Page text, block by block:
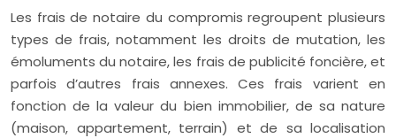
Les frais de notaire du compromis regroupent plusieurs
types de frais, notamment les droits de mutation, les
émoluments du notaire, les frais de publicité foncière, et
parfois d’autres frais annexes. Ces frais varient en
fonction de la valeur du bien immobilier, de sa nature
(maison, appartement, terrain) et de sa localisation